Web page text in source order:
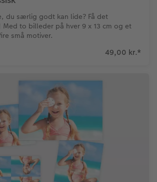
du særlig godt kan lide? Få det
to billeder på hver 9 x 13 cm og et
små motiver.
49,00 kr.*